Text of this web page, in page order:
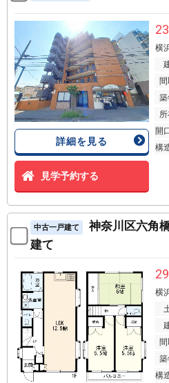
詳細を見る
見学予約する
横
間
築
開
構
中古一戸建て
神奈川区六角
建て
横
間
築
構